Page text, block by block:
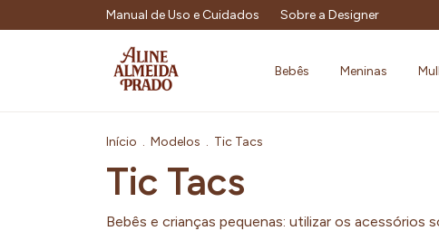
Manual de Uso e Cuidados Sobre a Designer
Bebês Meninas
Início . Modelos . Tic Tacs
Tic Tacs
Bebês e crianças pequenas: utilizar os acessórios